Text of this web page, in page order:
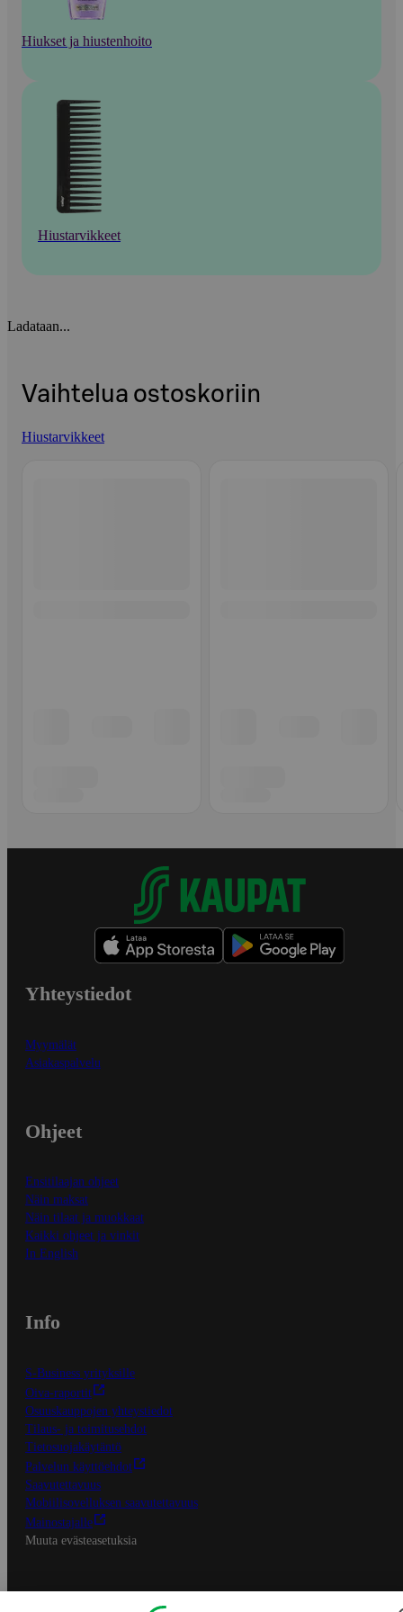
Hiukset ja hiustenhoito
Hiustarvikkeet
Ladataan...
Vaihtelua ostoskoriin
Hiustarvikkeet
Yhteystiedot
Myymälät
Asiakaspalvelu
Ohjeet
Ensitilaajan ohjeet
Näin maksat
Näin tilaat ja muokkaat
Kaikki ohjeet ja vinkit
In English
Info
S-Business yrityksille
Oiva-raportit
Osuuskauppojen yhteystiedot
Tilaus- ja toimitusehdot
Tietosuojakäytäntö
Palvelun käyttöehdot
Saavutettavuus
Mobiilisovelluksen saavutettavuus
Mainostajalle
Muuta evästeasetuksia